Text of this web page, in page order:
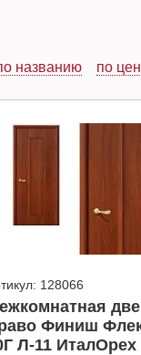
названию по
128066
Финиш
Л-11 ИталОрех